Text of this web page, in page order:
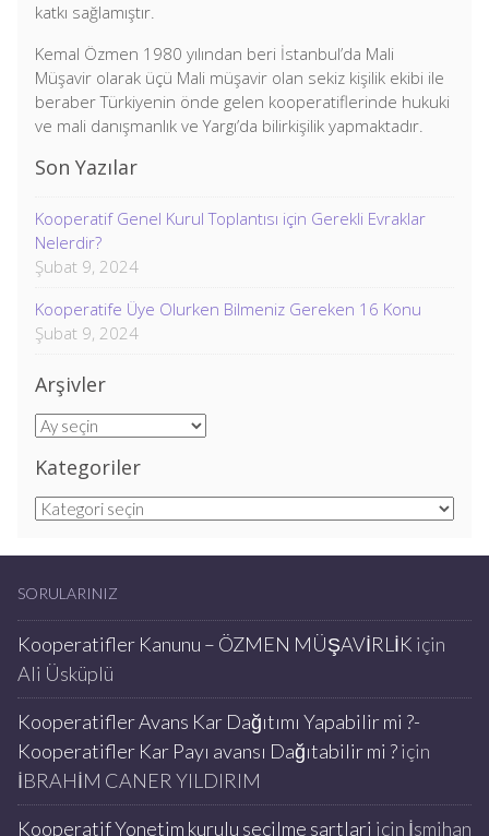
katkı sağlamıştır.
Kemal Özmen 1980 yılından beri İstanbul’da Mali
Müşavir olarak üçü Mali müşavir olan sekiz kişilik ekibi ile
beraber Türkiyenin önde gelen kooperatiflerinde hukuki
ve mali danışmanlık ve Yargı’da bilirkişilik yapmaktadır.
Son Yazılar
Kooperatif Genel Kurul Toplantısı için Gerekli Evraklar
Nelerdir?
Şubat 9, 2024
Kooperatife Üye Olurken Bilmeniz Gereken 16 Konu
Şubat 9, 2024
Arşivler
Arşivler
Kategoriler
Kategoriler
SORULARINIZ
Kooperatifler Kanunu – ÖZMEN MÜŞAVİRLİK için
Ali Üsküplü
Kooperatifler Avans Kar Dağıtımı Yapabilir mi ?-
Kooperatifler Kar Payı avansı Dağıtabilir mi ?için
İBRAHİM CANER YILDIRIM
Kooperatif Yonetim kurulu seçilme sartlari için İsmihan